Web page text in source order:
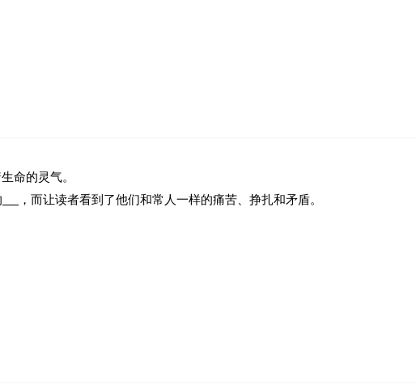
命的灵气。
，而让读者看到了他们和常人一样的痛苦、挣扎和矛盾。